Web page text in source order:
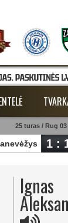
25 turas / Rug
1 :
Ignas